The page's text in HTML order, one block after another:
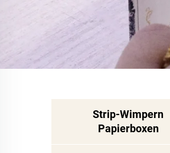
Strip-Wimpern
Papierboxen